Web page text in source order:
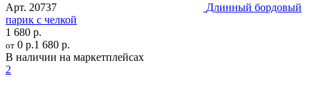
Арт. 20737
Длинный бордовый
парик с челкой
1 680 р.
от 0 р.1 680 р.
В наличии на маркетплейсах
2